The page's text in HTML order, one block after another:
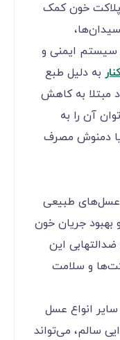
خون کمک
سیستم ایمنی و
به دلیل طبع
مبتلا به کاهش
آن را به
یا دمنوش مصرف
عسل‌های طبیعی
جریان خون
این
و سلامت
انواع عسل
سالم، می‌تواند